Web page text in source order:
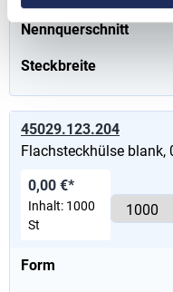
Nennquerschnitt
Steckbreite
45029.123.204
Flachsteckhülse blank,
Form
0,00 €*
Inhalt: 1000
St